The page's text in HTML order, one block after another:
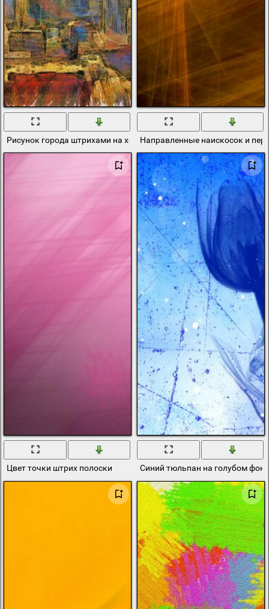
Рисунок города штрихами на холстеНаправленные наискосок и
Цвет точки штрих полоски Синий тюльпан на голубом